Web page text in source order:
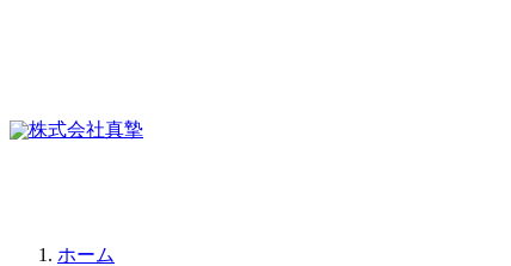
ホーム